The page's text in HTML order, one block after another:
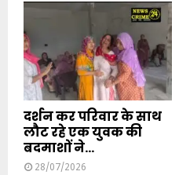
दर्शन कर परिवार के साथ
लौट रहे एक युवक की
बदमाशों ने...
28/07/2026